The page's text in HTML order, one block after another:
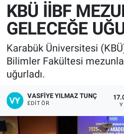
KBÜ İİBF
GELECEĞE
Karabük Üniversitesi
Bilimler Fakültesi
uğurladı.
VASFIYE YILMAZ TUNÇ
EDITÖR